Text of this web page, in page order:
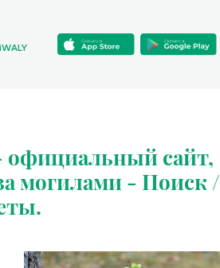
официальный сайт,
могилами - Поиск /